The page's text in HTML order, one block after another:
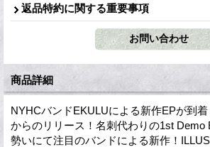
返品特約に関する重要事項
商品詳細
NYHCバンドEKULUによる新作EPが到
からのリリース！名刺代わりの1st Demo
勢いにて注目のバンドによる新作！